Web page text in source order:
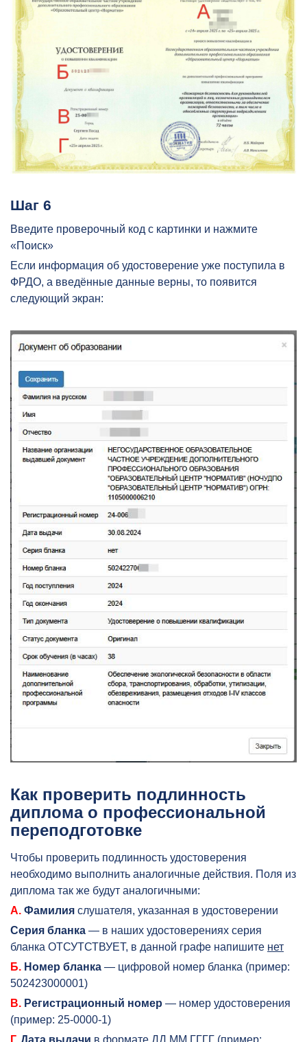
Шаг 6
Введите проверочный код с картинки и нажмите
«Поиск»
Если информация об удостоверение уже поступила в
ФРДО, а введённые данные верны, то появится
следующий экран:
Как проверить подлинность
диплома о профессиональной
переподготовке
Чтобы проверить подлинность удостоверения
необходимо выполнить аналогичные действия. Поля из
диплома так же будут аналогичными:
А. Фамилия слушателя, указанная в удостоверении
Серия бланка — в наших удостоверениях серия
бланка ОТСУТСТВУЕТ, в данной графе напишите нет
Б. Номер бланка — цифровой номер бланка (пример:
502423000001)
В. Регистрационный номер — номер удостоверения
(пример: 25-0000-1)